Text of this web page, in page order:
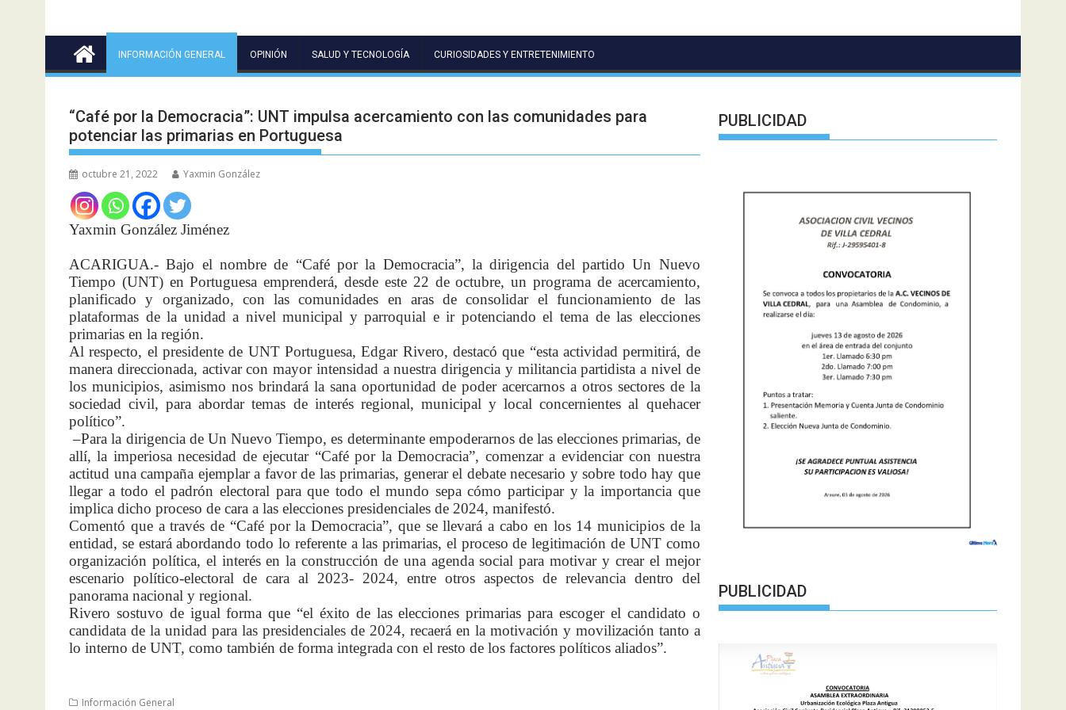
INFORMACIÓN GENERAL OPINIÓN SALUD Y TECNOLOGÍA CURIOSIDADES Y ENTRETENIMIENTO
“Café por la Democracia”: UNT impulsa acercamiento con las comunidades para
potenciar las primarias en Portuguesa
octubre 21, 2022 Yaxmin González
Yaxmin González Jiménez
ACARIGUA.- Bajo el nombre de “Café por la Democracia”, la dirigencia del partido Un Nuevo
Tiempo (UNT) en Portuguesa emprenderá, desde este 22 de octubre, un programa de acercamiento,
planificado y organizado, con las comunidades en aras de consolidar el funcionamiento de las
plataformas de la unidad a nivel municipal y parroquial e ir potenciando el tema de las elecciones
primarias en la región.
Al respecto, el presidente de UNT Portuguesa, Edgar Rivero, destacó que “esta actividad permitirá, de
manera direccionada, activar con mayor intensidad a nuestra dirigencia y militancia partidista a nivel de
los municipios, asimismo nos brindará la sana oportunidad de poder acercarnos a otros sectores de la
sociedad civil, para abordar temas de interés regional, municipal y local concernientes al quehacer
político”.
–Para la dirigencia de Un Nuevo Tiempo, es determinante empoderarnos de las elecciones primarias, de
allí, la imperiosa necesidad de ejecutar “Café por la Democracia”, comenzar a evidenciar con nuestra
actitud una campaña ejemplar a favor de las primarias, generar el debate necesario y sobre todo hay que
llegar a todo el padrón electoral para que todo el mundo sepa cómo participar y la importancia que
implica dicho proceso de cara a las elecciones presidenciales de 2024, manifestó.
Comentó que a través de “Café por la Democracia”, que se llevará a cabo en los 14 municipios de la
entidad, se estará abordando todo lo referente a las primarias, el proceso de legitimación de UNT como
organización política, el interés en la construcción de una agenda social para motivar y crear el mejor
escenario político-electoral de cara al 2023- 2024, entre otros aspectos de relevancia dentro del
panorama nacional y regional.
Rivero sostuvo de igual forma que “el éxito de las elecciones primarias para escoger el candidato o
candidata de la unidad para las presidenciales de 2024, recaerá en la motivación y movilización tanto a
lo interno de UNT, como también de forma integrada con el resto de los factores políticos aliados”.
Información General
PUBLICIDAD
PUBLICIDAD